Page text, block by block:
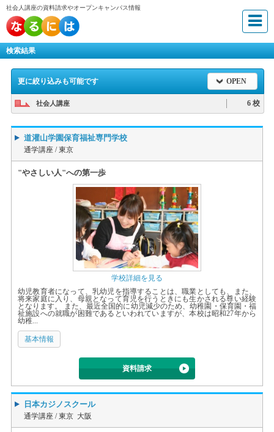
社会人講座の資料請求やオープンキャンパス情報
検索結果
更に絞り込みも可能です OPEN
社会人講座 6 校
道灌山学園保育福祉専門学校
通学講座 /東京
"やさしい人"への第一歩
学校詳細を見る
幼児教育者になって、乳幼児を指導することは、職業としても、また、
将来家庭に入り、母親となって育児を行うときにも生かされる尊い経験
となります。 また、最近全国的に幼児減少のため、幼稚園・保育園・福
祉施設への就職が困難であるといわれていますが、本校は昭和27年から
幼稚...
基本情報
資料請求
日本カジノスクール
通学講座 /東京 大阪